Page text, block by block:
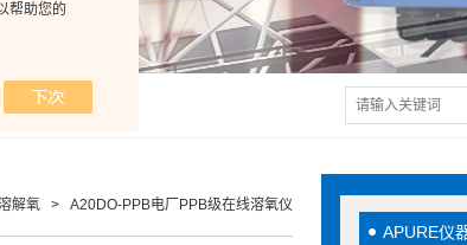
帮助您的
APURE仪
解氧 > A20DO-PPB电厂PPB级在线溶氧仪